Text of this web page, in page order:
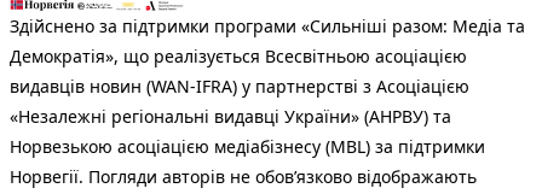
Здійснено за підтримки програми «Сильніші разом: Медіа та
Демократія», що реалізується Всесвітньою асоціацією
видавців новин (WAN-IFRA) у партнерстві з Асоціацією
«Незалежні регіональні видавці України» (АНРВУ) та
Норвезькою асоціацією медіабізнесу (MBL) за підтримки
Норвегії. Погляди авторів не обов’язково відображають